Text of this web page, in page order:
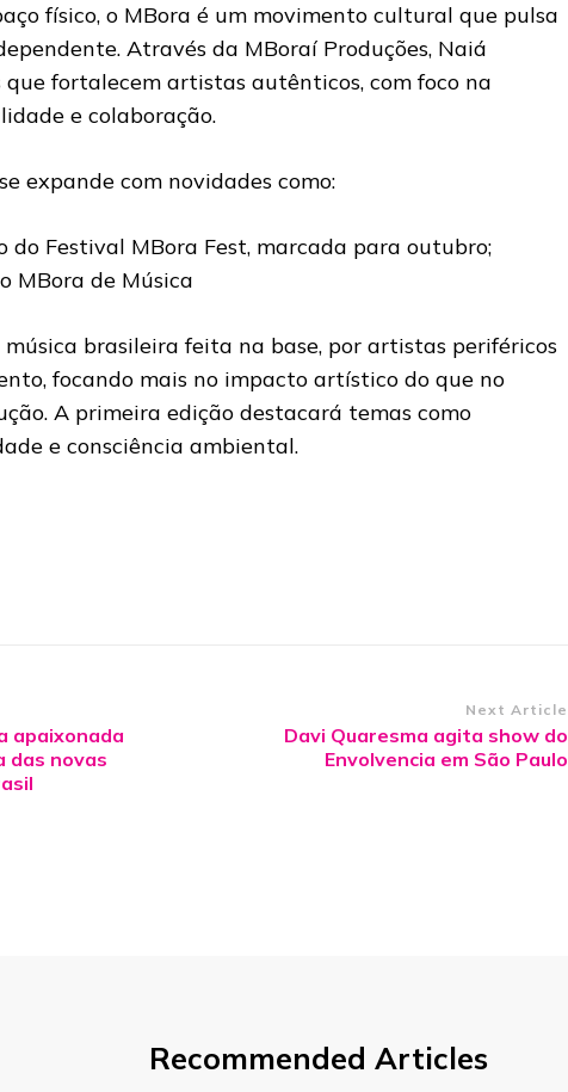
físico, o MBora é um movimento cultural que pulsa
Através da MBoraí Produções, Naiá
fortalecem artistas autênticos, com foco na
e colaboração.
expande com novidades como:
do Festival MBora Fest, marcada para outubro;
MBora de Música
brasileira feita na base, por artistas periféricos
focando mais no impacto artístico do que no
A primeira edição destacará temas como
e consciência ambiental.
apaixonada
das novas
Next Article
Davi Quaresma agita show do
Envolvencia em São Paulo
Recommended Articles